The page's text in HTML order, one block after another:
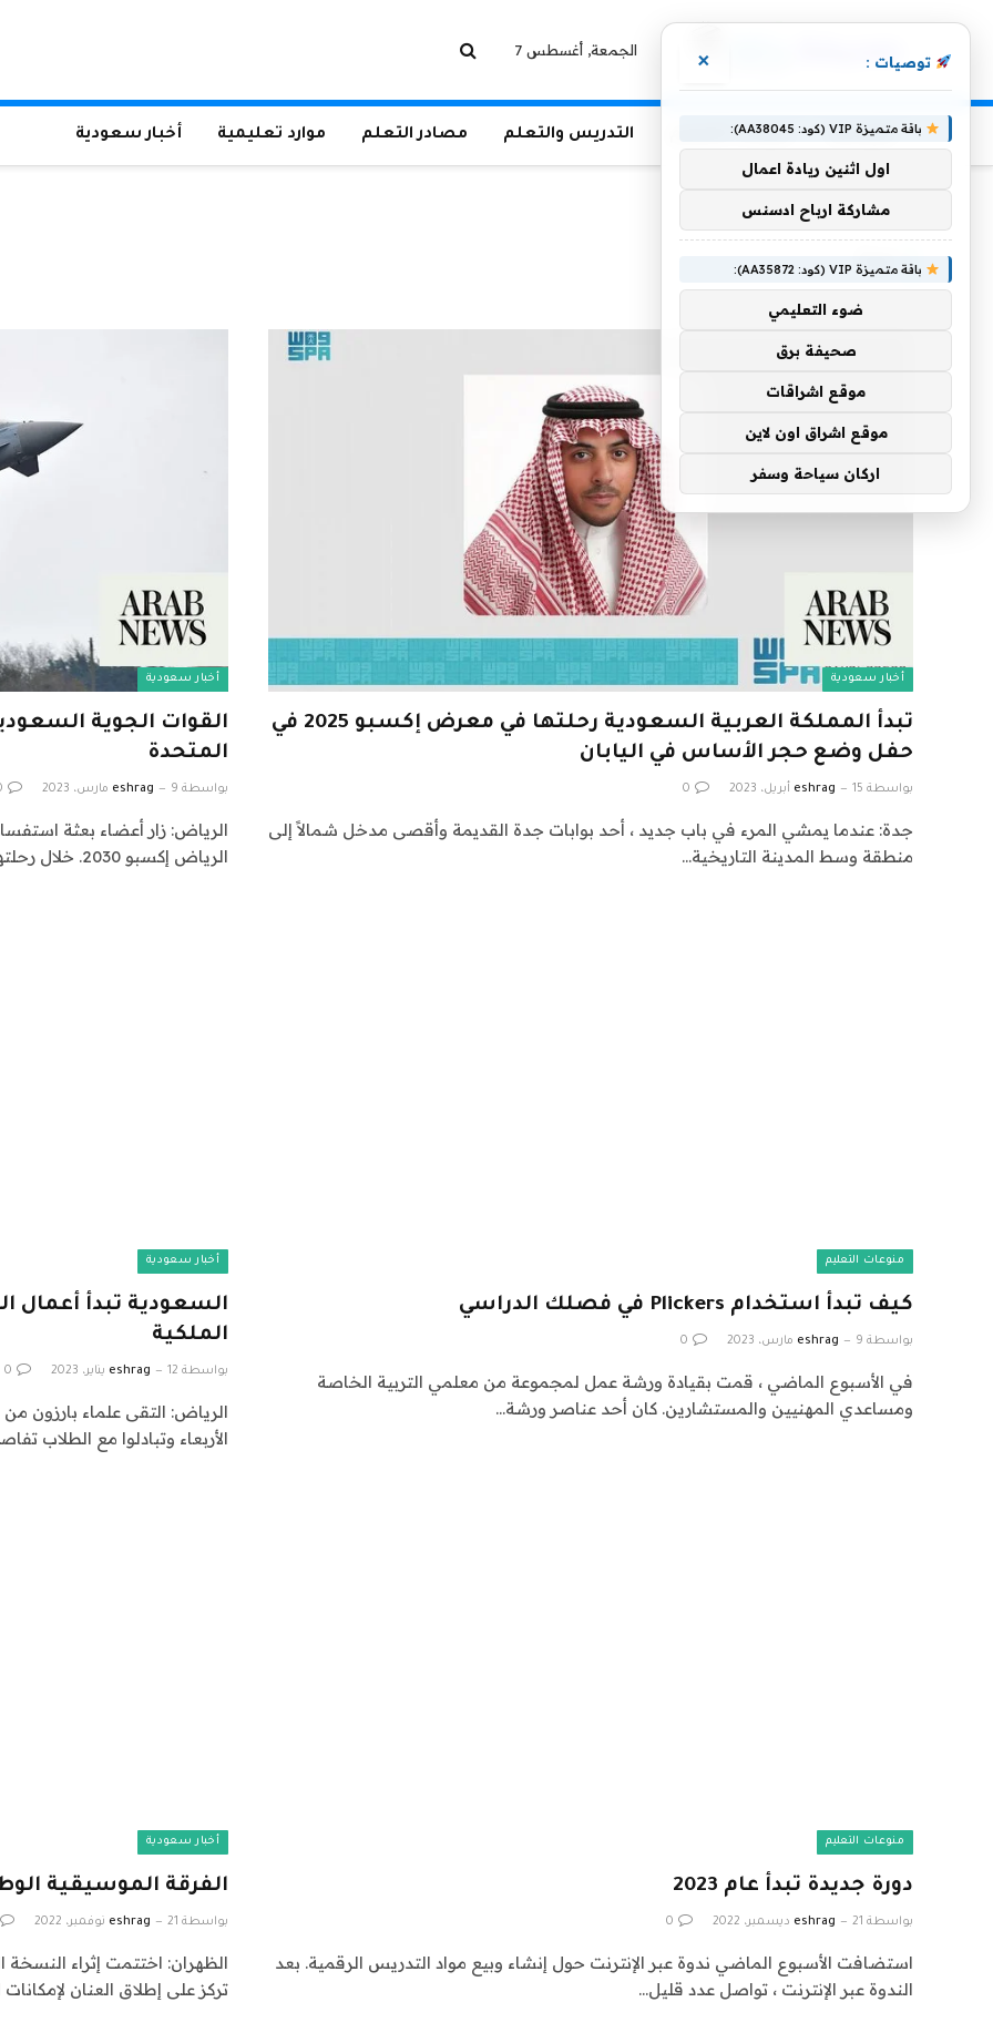
الجمعة, أغسطس 7
الرئيسية منوعات التعليم التدريس والتعلم مصادر التعلم موارد تعليمية أخبار سعودية
تبدأ
أخبار سعودية
تبدأ المملكة العربية السعودية رحلتها في معرض إكسبو 2025 في
حفل وضع حجر الأساس في اليابان
بواسطة eshrag 15 أبريل، 2023 0
جدة: عندما يمشي المرء في باب جديد ، أحد بوابات جدة القديمة وأقصى مدخل شمالاً إلى
منطقة وسط المدينة التاريخية…
أخبار سعودية
المتحدة
بواسطة eshrag 9 مارس، 2023
الرياض: زار أعضاء بعثة
الرياض إكسبو 2030. خلال رحلتهم ، تم عرض المخطط…
منوعات التعليم
كيف تبدأ استخدام Plickers في فصلك الدراسي
بواسطة eshrag 9 مارس، 2023 0
في الأسبوع الماضي ، قمت بقيادة ورشة عمل لمجموعة من معلمي التربية الخاصة
ومساعدي المهنيين والمستشارين. كان أحد عناصر ورشة…
أخبار سعودية
السعودية تبدأ أعمال
الملكية
بواسطة eshrag 12 يناير، 2023 0
الرياض: التقى علماء بارزون
الأربعاء وتبادلوا مع الطلاب
منوعات التعليم
دورة جديدة تبدأ عام 2023
بواسطة eshrag 21 ديسمبر، 2022 0
استضافت الأسبوع الماضي ندوة عبر الإنترنت حول إنشاء وبيع مواد التدريس الرقمية. بعد
الندوة عبر الإنترنت ، تواصل عدد قليل…
أخبار سعودية
الفرقة الموسيقية
بواسطة eshrag 21 نوفمبر، 2022
الظهران: اختتمت إثراء النسخة
تركز على إطلاق العنان
توصيات : ×
باقة متميزة VIP (كود: AA38045):
اول اثنين ريادة اعمال
مشاركة ارباح ادسنس
باقة متميزة VIP (كود: AA35872):
ضوء التعليمي
صحيفة برق
موقع اشراقات
موقع اشراق اون لاين
اركان سياحة وسفر